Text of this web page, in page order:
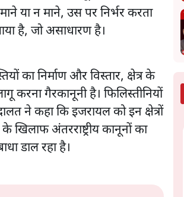
या न माने, उस पर निर्भर करता
है, जो असाधारण है।
का निर्माण और विस्तार, क्षेत्र के
करना गैरकानूनी है। फिलिस्तीनियों
ने कहा कि इजरायल को इन क्षेत्रों
खिलाफ अंतरराष्ट्रीय कानूनों का
डाल रहा है।